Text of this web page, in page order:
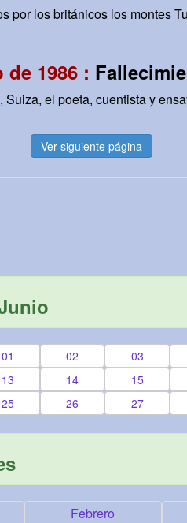
por los británicos los montes
1986 :
Suiza, el poeta, cuentista y
Ver siguiente página
01 02 03
13 14 15
25 26 27
Febrero